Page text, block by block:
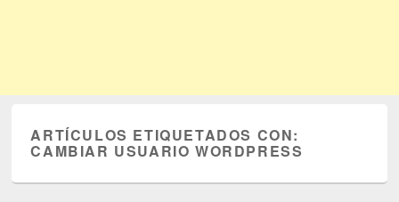
ARTÍCULOS ETIQUETADOS CON:
CAMBIAR USUARIO WORDPRESS